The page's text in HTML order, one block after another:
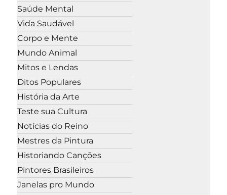
Saúde Mental
Vida Saudável
Corpo e Mente
Mundo Animal
Mitos e Lendas
Ditos Populares
História da Arte
Teste sua Cultura
Notícias do Reino
Mestres da Pintura
Historiando Canções
Pintores Brasileiros
Janelas pro Mundo